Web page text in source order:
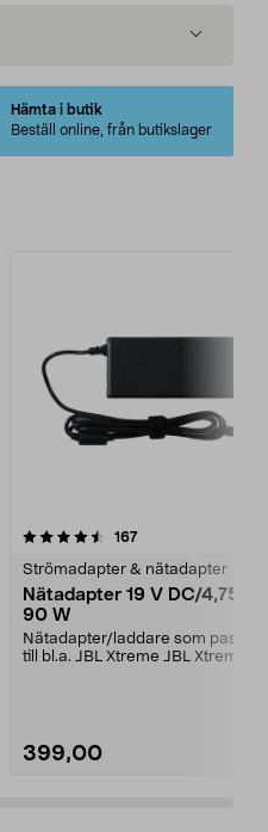
Hämta i butik
Beställ online, från butikslager
167recensioner
Strömadapter & nätadapter
Nätadapter 19 V DC/4,75 A,
90 W
Nätadapter/laddare som passar
till bl.a. JBL Xtreme JBL Xtreme
399,00
4.5 av 5 stjärnor